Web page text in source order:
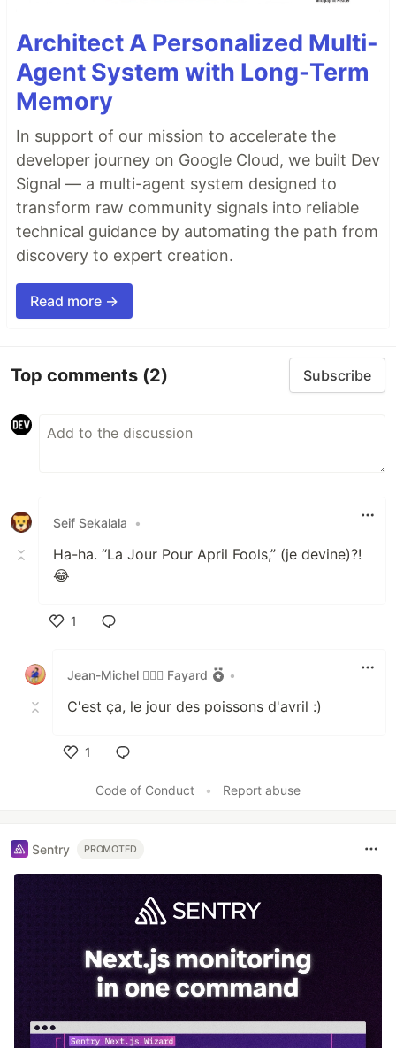
Architect A Personalized Multi-
Agent System with Long-Term
Memory
In support of our mission to accelerate the
developer journey on Google Cloud, we built Dev
Signal — a multi-agent system designed to
transform raw community signals into reliable
technical guidance by automating the path from
discovery to expert creation.
Read more →
Top comments (2) Subscribe
Seif Sekalala •
Ha-ha. “La Jour Pour April Fools,” (je devine)?!
😂
1
Jean-Michel 🕵🏻‍♂️ Fayard
•
C'est ça, le jour des poissons d'avril :)
1
Code of Conduct
• Report abuse
Sentry PROMOTED